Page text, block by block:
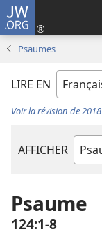
JW.ORG
Psaumes
LIRE EN
Voir la révision de 2018
AFFICHER
Livre
Bible
Psaume
124​:​1-8